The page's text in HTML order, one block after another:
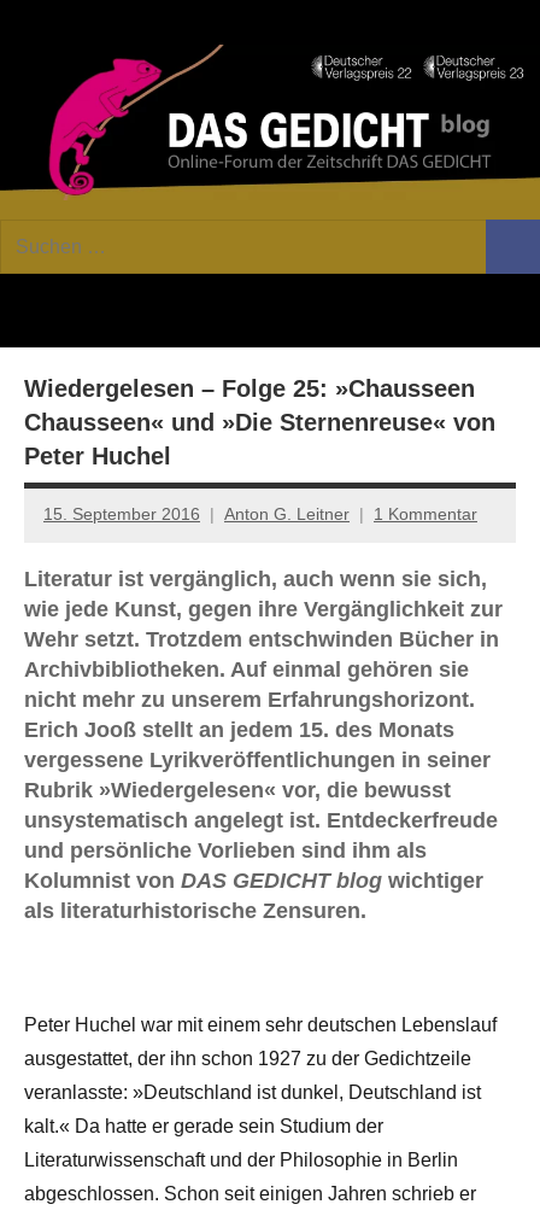
GEDICHT
Forum
von
Lyrik,
Essay
Suchen
Wiedergelesen – Folge 25: »Chausseen
Chausseen« und »Die Sternenreuse« von
Peter Huchel
15. September 2016 Anton G. Leitner 1 Kommentar
Literatur ist vergänglich, auch wenn sie sich,
wie jede Kunst, gegen ihre Vergänglichkeit zur
Wehr setzt. Trotzdem entschwinden Bücher in
Archivbibliotheken. Auf einmal gehören sie
nicht mehr zu unserem Erfahrungshorizont.
Erich Jooß stellt an jedem 15. des Monats
vergessene Lyrikveröffentlichungen in seiner
Rubrik »Wiedergelesen« vor, die bewusst
unsystematisch angelegt ist. Entdeckerfreude
und persönliche Vorlieben sind ihm als
Kolumnist von DAS GEDICHT blog wichtiger
als literaturhistorische Zensuren.
Peter Huchel war mit einem sehr deutschen Lebenslauf
ausgestattet, der ihn schon 1927 zu der Gedichtzeile
veranlasste: »Deutschland ist dunkel, Deutschland ist
kalt.« Da hatte er gerade sein Studium der
Literaturwissenschaft und der Philosophie in Berlin
abgeschlossen. Schon seit einigen Jahren schrieb er